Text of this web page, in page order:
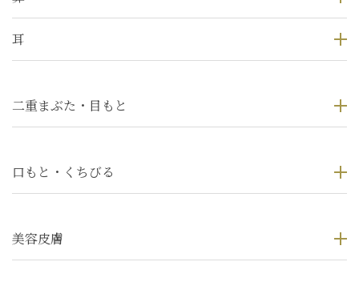
耳
二重まぶた・目もと
口もと・くちびる
美容皮膚